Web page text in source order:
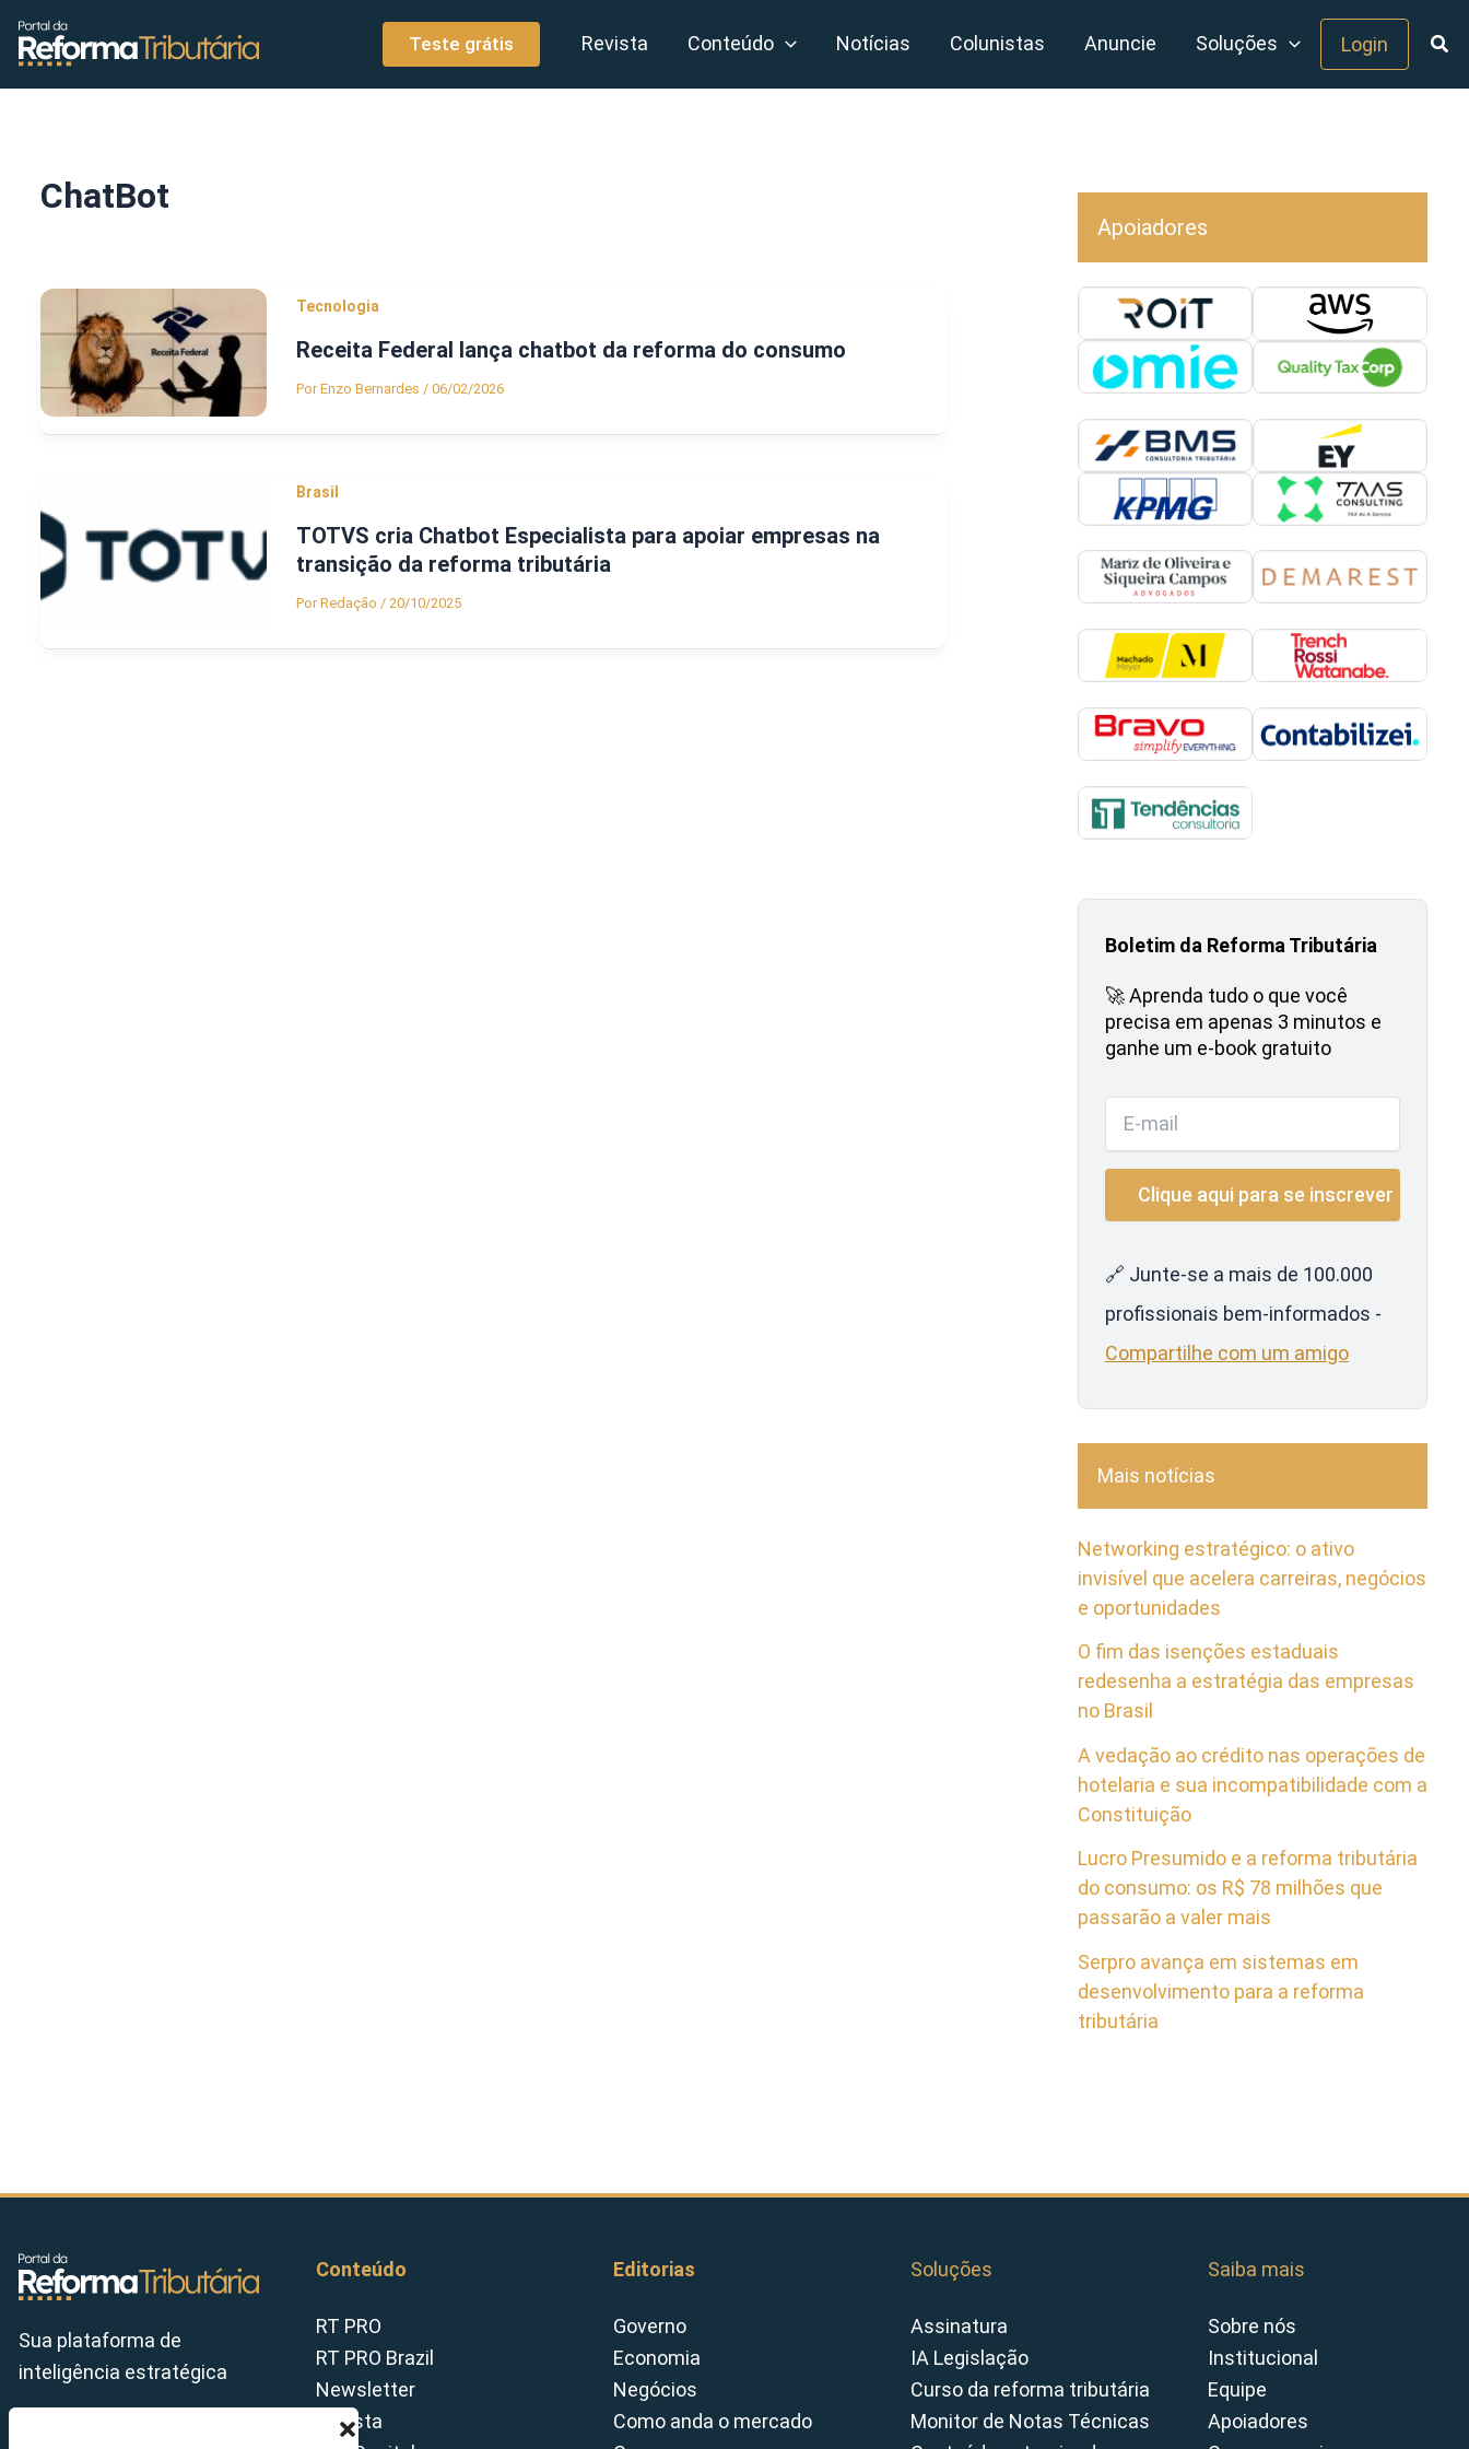
conteúdo
Teste grátis Revista Conteúdo Notícias Colunistas Anuncie Soluções Login
ChatBot
Tecnologia
Receita Federal lança chatbot da reforma do consumo
PorEnzo Bernardes / 06/02/2026
Brasil
TOTVS cria Chatbot Especialista para apoiar empresas na
transição da reforma tributária
PorRedação / 20/10/2025
Apoiadores
Boletim da Reforma Tributária
🚀 Aprenda tudo o que você
precisa em apenas 3 minutos e
ganhe um e-book gratuito
🔗 Junte-se a mais de 100.000
profissionais bem-informados -
Compartilhe com um amigo
Mais notícias
Networking estratégico: o ativo
invisível que acelera carreiras, negócios
e oportunidades
O fim das isenções estaduais
redesenha a estratégia das empresas
no Brasil
A vedação ao crédito nas operações de
hotelaria e sua incompatibilidade com a
Constituição
Lucro Presumido e a reforma tributária
do consumo: os R$ 78 milhões que
passarão a valer mais
Serpro avança em sistemas em
desenvolvimento para a reforma
tributária
Sua plataforma de
inteligência estratégica
Conteúdo
RT PRO
RT PRO Brazil
Newsletter
Revista
Editorias
Governo
Economia
Negócios
Como anda o mercado
Soluções
Assinatura
IA Legislação
Curso da reforma tributária
Monitor de Notas Técnicas
Saiba mais
Sobre nós
Institucional
Equipe
Apoiadores